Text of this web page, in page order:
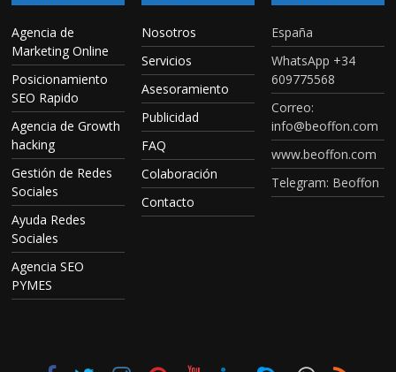
Agencia de
Marketing Online
Posicionamiento
SEO Rapido
Agencia de Growth
hacking
Gestión de Redes
Sociales
Ayuda Redes
Sociales
Agencia SEO
PYMES
Nosotros
Servicios
Asesoramiento
Publicidad
FAQ
Colaboración
Contacto
España
WhatsApp +34
609775568
Correo:
info@beoffon.com
www.beoffon.com
Telegram: Beoffon